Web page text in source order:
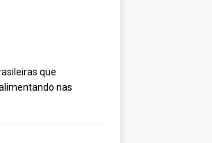
que
nas